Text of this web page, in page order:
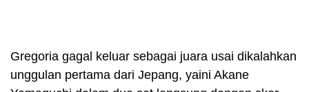
Gregoria gagal keluar sebagai juara usai dikalahkan
unggulan pertama dari Jepang, yaini Akane